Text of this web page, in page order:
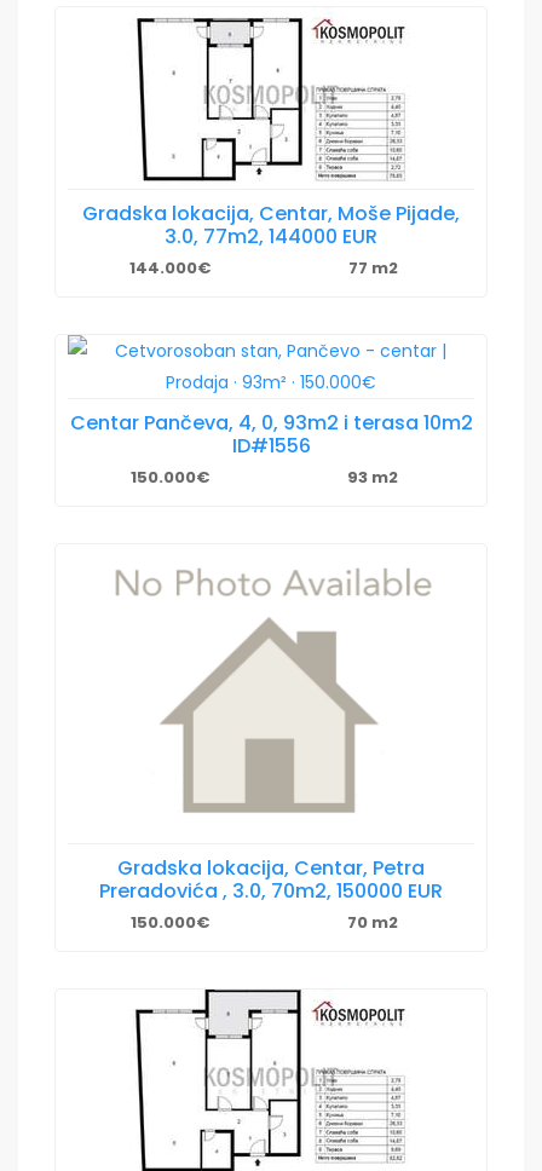
Gradska lokacija, Centar, Moše Pijade,
3.0, 77m2, 144000 EUR
144.000€ 77 m2
Centar Pančeva, 4, 0, 93m2 i terasa 10m2
ID#1556
150.000€ 93 m2
Gradska lokacija, Centar, Petra
Preradovića , 3.0, 70m2, 150000 EUR
150.000€ 70 m2